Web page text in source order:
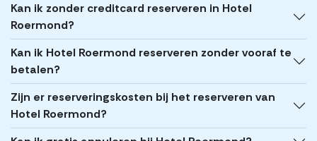
Kan ik zonder creditcard reserveren in Hotel
Roermond?
Kan ik Hotel Roermond reserveren zonder vooraf te
betalen?
Zijn er reserveringskosten bij het reserveren van
Hotel Roermond?